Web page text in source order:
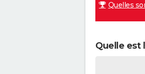
Quelles
Quelle est